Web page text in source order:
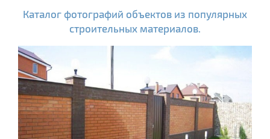
Каталог фотографий объектов из популярных
строительных материалов.